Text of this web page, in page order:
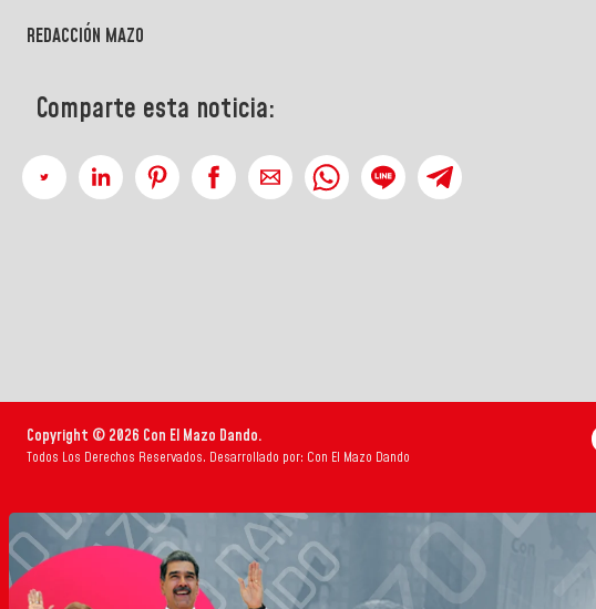
REDACCIÓN MAZO
Comparte esta noticia:
Copyright © 2026 Con El Mazo Dando.
Todos Los Derechos Reservados. Desarrollado por: Con El Mazo Dando